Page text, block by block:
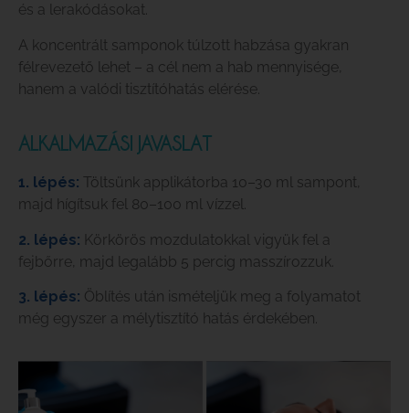
és a lerakódásokat.
A koncentrált samponok túlzott habzása gyakran
félrevezető lehet – a cél nem a hab mennyisége,
hanem a valódi tisztítóhatás elérése.
ALKALMAZÁSI JAVASLAT
1. lépés: Töltsünk applikátorba 10–30 ml sampont,
majd hígítsuk fel 80–100 ml vízzel.
2. lépés: Körkörös mozdulatokkal vigyük fel a
fejbőrre, majd legalább 5 percig masszírozzuk.
3. lépés: Öblítés után ismételjük meg a folyamatot
még egyszer a mélytisztító hatás érdekében.